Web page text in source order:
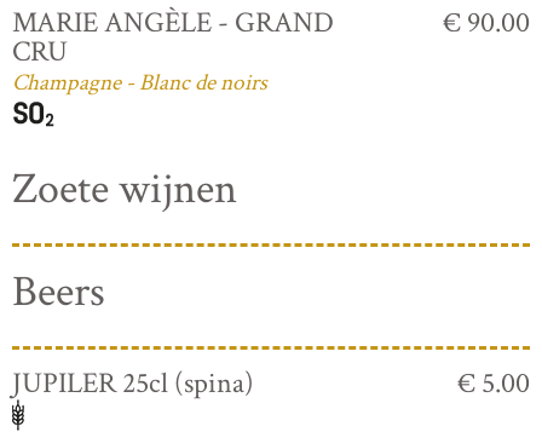
MARIE ANGÈLE - GRAND
CRU
Champagne - Blanc de noirs
€ 90.00
Zoete wijnen
Beers
JUPILER 25cl (spina) € 5.00